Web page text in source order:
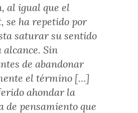
al igual que el
se ha repetido por
saturar su sentido
alcance. Sin
de abandonar
el término […]
ahondar la
de pensamiento que